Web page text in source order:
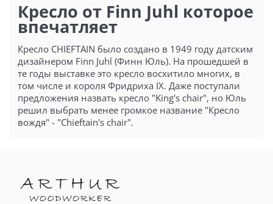
Кресло от Finn Juhl которое
впечатляет
Кресло CHIEFTAIN было создано в 1949 году датским
дизайнером Finn Juhl (Финн Юль). На прошедшей в
те годы выставке это кресло восхитило многих, в
том числе и короля Фридриха IX. Даже поступали
предложения назвать кресло "King's chair", но Юль
решил выбрать менее громкое название "Кресло
вождя" - "Chieftain's chair".